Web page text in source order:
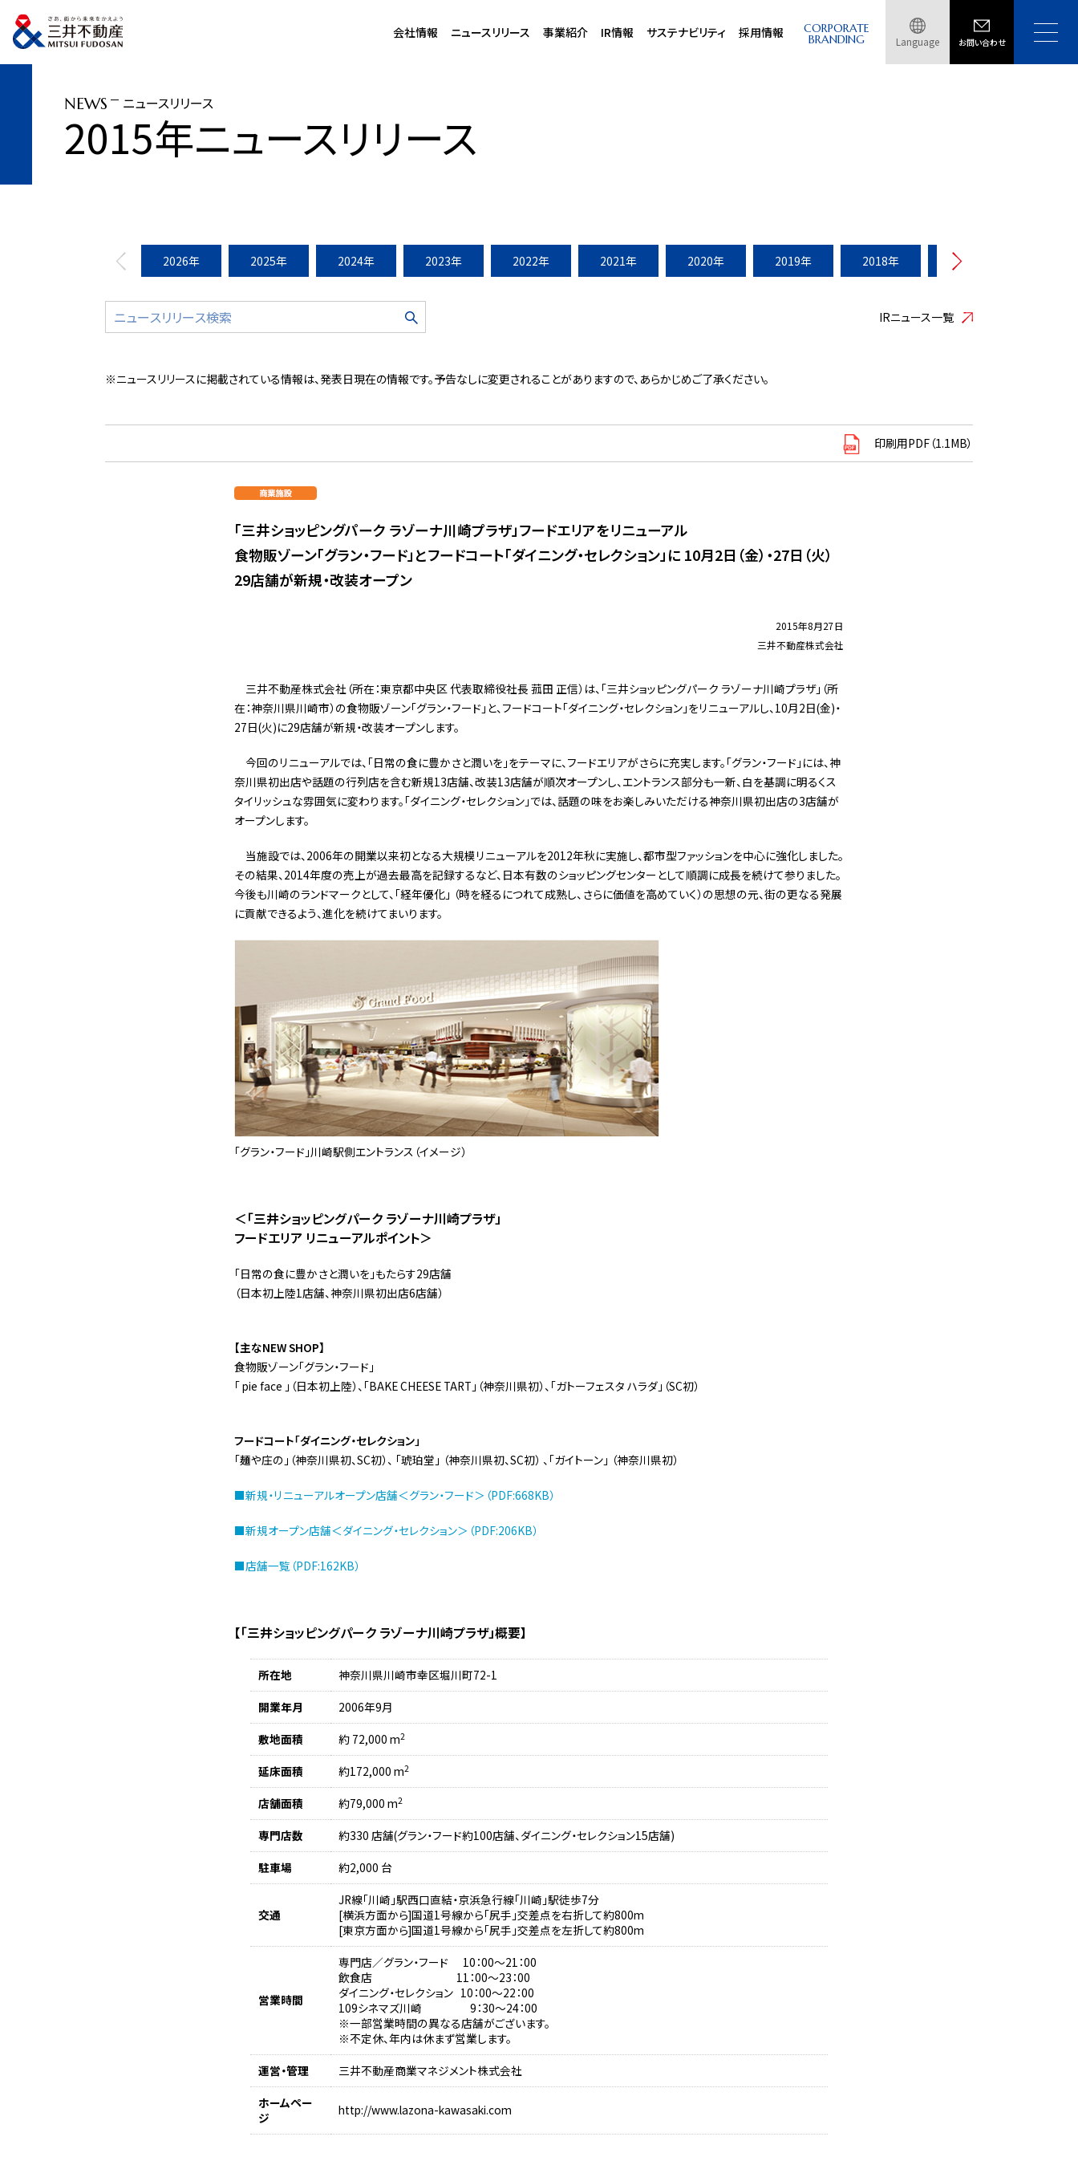
会社情報 ニュースリリース 事業紹介 IR情報 サステナビリティ 採用情報 CORPORATE
BRANDING Language お問い合わせ
トップページ ニュースリリース
NEWS ニュースリリース
2015年ニュースリリース
2026年 2025年 2024年 2023年 2022年 2021年 2020年 2019年 2018年 2017年
IRニュース一覧
※ニュースリリースに掲載されている情報は、発表日現在の情報です。予告なしに変更されることがありますので、あらかじめご了承ください。
印刷用PDF（1.1MB）
「三井ショッピングパーク ラゾーナ川崎プラザ」フードエリアをリニューアル
食物販ゾーン「グラン・フード」とフードコート「ダイニング・セレクション」に 10月2日（金）・27日（火）
29店舗が新規・改装オープン
2015年8月27日
三井不動産株式会社
三井不動産株式会社（所在：東京都中央区 代表取締役社長 菰田 正信）は、「三井ショッピングパーク ラゾーナ川崎プラザ」（所
在：神奈川県川崎市）の食物販ゾーン「グラン・フード」と、フードコート「ダイニング・セレクション」をリニューアルし、10月2日(金)・
27日(火)に29店舗が新規・改装オープンします。
今回のリニューアルでは、「日常の食に豊かさと潤いを」をテーマに、フードエリアがさらに充実します。「グラン・フード」には、神
奈川県初出店や話題の行列店を含む新規13店舗、改装13店舗が順次オープンし、エントランス部分も一新、白を基調に明るくス
タイリッシュな雰囲気に変わります。「ダイニング・セレクション」では、話題の味をお楽しみいただける神奈川県初出店の3店舗が
オープンします。
当施設では、2006年の開業以来初となる大規模リニューアルを2012年秋に実施し、都市型ファッションを中心に強化しました。
その結果、2014年度の売上が過去最高を記録するなど、日本有数のショッピングセンターとして順調に成長を続けて参りました。
今後も川崎のランドマークとして、「経年優化」 （時を経るにつれて成熟し、さらに価値を高めていく）の思想の元、街の更なる発展
に貢献できるよう、進化を続けてまいります。
「グラン・フード」川崎駅側エントランス（イメージ）
＜「三井ショッピングパーク ラゾーナ川崎プラザ」
フードエリア リニューアルポイント＞
「日常の食に豊かさと潤いを」もたらす29店舗
（日本初上陸1店舗、神奈川県初出店6店舗）
【主なNEW SHOP】
食物販ゾーン「グラン・フード」
「 pie face 」（日本初上陸）、「BAKE CHEESE TART」（神奈川県初）、「ガトーフェスタ ハラダ」（SC初）
フードコート「ダイニング・セレクション」
「麺や庄の」（神奈川県初、SC初）、 「琥珀堂」 （神奈川県初、SC初） 、「ガイトーン」 （神奈川県初）
■新規・リニューアルオープン店舗＜グラン・フード＞（PDF:668KB）
■新規オープン店舗＜ダイニング・セレクション＞（PDF:206KB）
■店舗一覧（PDF:162KB）
【「三井ショッピングパーク ラゾーナ川崎プラザ」概要】
所在地
神奈川県川崎市幸区堀川町72-1
開業年月
2006年9月
敷地面積
約 72,000 m2
延床面積 約172,000 m2
店舗面積 約79,000 m2
専門店数
約330 店舗(グラン・フード約100店舗、ダイニング・セレクション15店舗)
駐車場
約2,000 台
交通
JR線「川崎」駅西口直結・京浜急行線「川崎」駅徒歩7分
[横浜方面から]国道1号線から「尻手」交差点を右折して約800m
[東京方面から]国道1号線から「尻手」交差点を左折して約800m
営業時間
専門店／グラン・フード 10：00～21：00
飲食店 11：00～23：00
ダイニング・セレクション 10：00～22：00
109シネマズ川崎 9：30～24：00
※一部営業時間の異なる店舗がございます。
※不定休、年内は休まず営業します。
運営・管理
三井不動産商業マネジメント株式会社
ホームペー
ジ
http://www.lazona-kawasaki.com